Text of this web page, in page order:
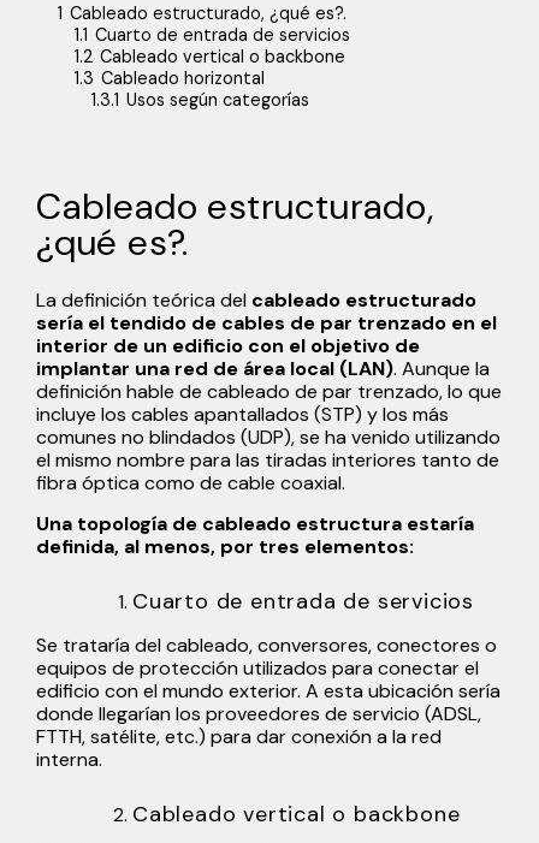
1 Cableado estructurado, ¿qué es?.
1.1 Cuarto de entrada de servicios
1.2 Cableado vertical o backbone
1.3 Cableado horizontal
1.3.1 Usos según categorías
Cableado estructurado,
¿qué es?.
La definición teórica del cableado estructurado
sería el tendido de cables de par trenzado en el
interior de un edificio con el objetivo de
implantar una red de área local (LAN). Aunque la
definición hable de cableado de par trenzado, lo que
incluye los cables apantallados (STP) y los más
comunes no blindados (UDP), se ha venido utilizando
el mismo nombre para las tiradas interiores tanto de
fibra óptica como de cable coaxial.
Una topología de cableado estructura estaría
definida, al menos, por tres elementos:
Cuarto de entrada de servicios
Se trataría del cableado, conversores, conectores o
equipos de protección utilizados para conectar el
edificio con el mundo exterior. A esta ubicación sería
donde llegarían los proveedores de servicio (ADSL,
FTTH, satélite, etc.) para dar conexión a la red
interna.
Cableado vertical o backbone